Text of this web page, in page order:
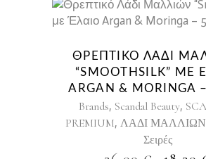
ΘΡΕΠΤΙΚΌ ΛΆΔΙ
“SMOOTHSILK” ΜΕ
ARGAN & MORINGA
Brands, Scandal Beauty,
PREMIUM, ΛΑΔΙ ΜΑΛΛΙΩΝ
Σειρές